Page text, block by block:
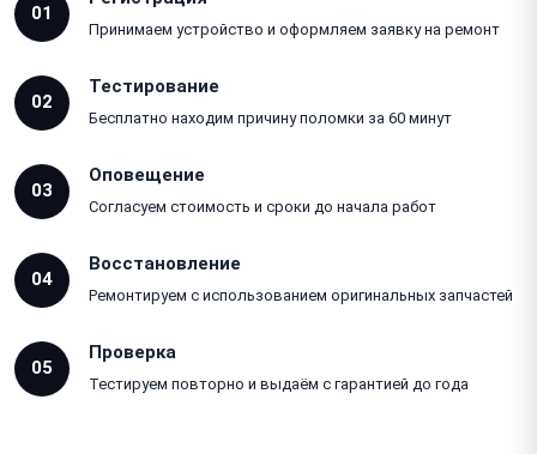
01
Принимаем устройство и оформляем заявку на ремонт
02
Тестирование
Бесплатно находим причину поломки за 60 минут
03
Оповещение
Согласуем стоимость и сроки до начала работ
04
Восстановление
Ремонтируем с использованием оригинальных запчастей
05
Проверка
Тестируем повторно и выдаём с гарантией до года